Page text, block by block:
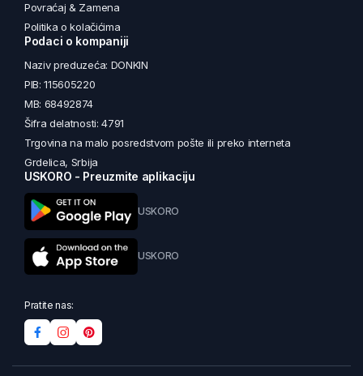
Povraćaj & Zamena
Politika o kolačićima
Podaci o kompaniji
Naziv preduzeća: DONKIN
PIB: 115605220
MB: 68492874
Šifra delatnosti: 4791
Trgovina na malo posredstvom pošte ili preko interneta
Grdelica, Srbija
USKORO - Preuzmite aplikaciju
USKORO
USKORO
Pratite nas: